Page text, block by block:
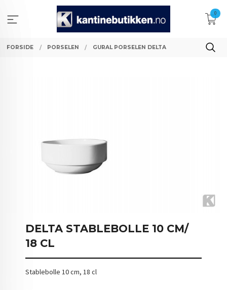
innholdet
0
FORSIDE PORSELEN GURAL PORSELEN DELTA
DELTA STABLEBOLLE 10 CM/
18 CL
Stablebolle 10 cm, 18 cl